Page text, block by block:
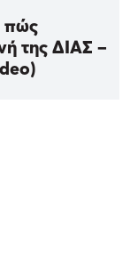
πώς
της ΔΙΑΣ –